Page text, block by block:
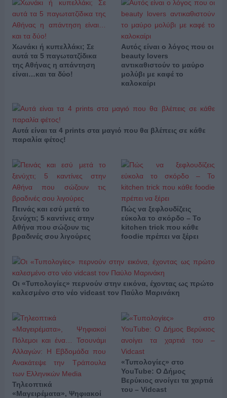
Χωνάκι ή κυπελλάκι; Σε
αυτά τα 5 παγωτατζίδικα
της Αθήνας η απάντηση
είναι…και τα δύο!
Αυτός είναι ο λόγος που οι
beauty lovers
αντικαθιστούν το μαύρο
μολύβι με καφέ το
καλοκαίρι
Αυτά είναι τα 4 prints στα μαγιό που θα βλέπεις σε κάθε
παραλία φέτος!
Πεινάς και εσύ μετά το
ξενύχτι; 5 καντίνες στην
Αθήνα που σώζουν τις
βραδινές σου λιγούρες
Πώς να ξεφλουδίζεις
εύκολα το σκόρδο – Το
kitchen trick που κάθε
foodie πρέπει να ξέρει
Οι «Τυπολογίες» περνούν στην εικόνα, έχοντας ως πρώτο
καλεσμένο στο νέο vidcast τον Παύλο Μαρινάκη
Τηλεοπτικά
«Μαγειρέματα», Ψηφιακοί
«Τυπολογίες» στο
YouTube: Ο Δήμος
Βερύκιος ανοίγει τα χαρτιά
του – Vidcast